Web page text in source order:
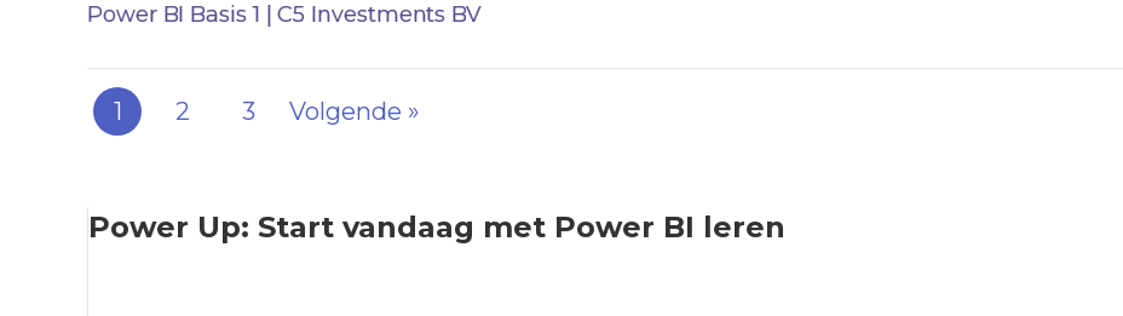
Power BI Basis 1 | C5 Investments BV
1 2 3 Volgende »
Power Up: Start vandaag met Power BI leren